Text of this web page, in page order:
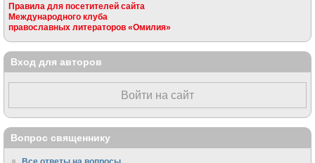
Правила для посетителей сайта
Международного клуба
православных литераторов «Омилия»
Вход для авторов
Войти на сайт
Вопрос священнику
Все ответы на вопросы